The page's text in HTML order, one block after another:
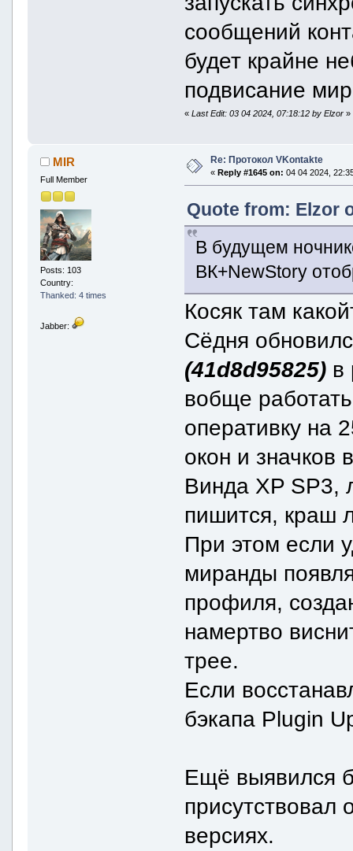
сообщений
будет крайне
подвисание
«Last Edit: 03 04 2024, 07:18:12 by Elzor »
MIR
Full Member
Posts: 103
Country:
Thanked: 4 times
Jabber:
Re: Протокол VKontakte
« Reply #1645 on: 04 04 2024,
Quote from: Elzor
В будущем
ВК+NewStory
Косяк там
Сёдня
(41d8d95825) в
вобще
оперативку на
окон и значков
Винда XP SP3,
пишится, краш
При этом если
миранды
профиля,
намертво
трее.
Если
бэкапа Plugin
Ещё выявился
присутствовал
версиях.